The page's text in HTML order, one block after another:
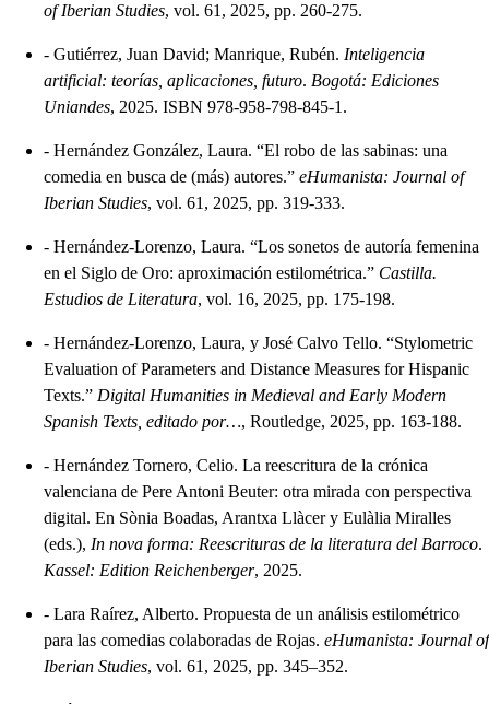
of Iberian Studies, vol. 61, 2025, pp. 260-275.
- Gutiérrez, Juan David; Manrique, Rubén. Inteligencia
artificial: teorías, aplicaciones, futuro. Bogotá: Ediciones
Uniandes, 2025. ISBN 978-958-798-845-1.
- Hernández González, Laura. “El robo de las sabinas: una
comedia en busca de (más) autores.” eHumanista: Journal of
Iberian Studies, vol. 61, 2025, pp. 319-333.
- Hernández-Lorenzo, Laura. “Los sonetos de autoría femenina
en el Siglo de Oro: aproximación estilométrica.” Castilla.
Estudios de Literatura, vol. 16, 2025, pp. 175-198.
- Hernández-Lorenzo, Laura, y José Calvo Tello. “Stylometric
Evaluation of Parameters and Distance Measures for Hispanic
Texts.” Digital Humanities in Medieval and Early Modern
Spanish Texts, editado por…, Routledge, 2025, pp. 163-188.
- Hernández Tornero, Celio. La reescritura de la crónica
valenciana de Pere Antoni Beuter: otra mirada con perspectiva
digital. En Sònia Boadas, Arantxa Llàcer y Eulàlia Miralles
(eds.), In nova forma: Reescrituras de la literatura del Barroco.
Kassel: Edition Reichenberger, 2025.
- Lara Raírez, Alberto. Propuesta de un análisis estilométrico
para las comedias colaboradas de Rojas. eHumanista: Journal of
Iberian Studies, vol. 61, 2025, pp. 345–352.